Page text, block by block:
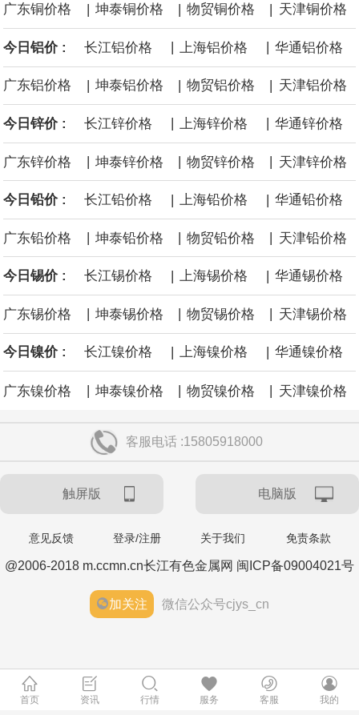
黄金价格有望录得自今年1月以来最大单周涨幅。油价走弱为金价提
供支撑，同时投资者正等待美国非农就业数据，以寻找美国利率前
景的线索。StoneX高级分析师马特·辛普森表示，中东和平前景改善
令市场通胀预期下降，推动黄金价格从此前持续数周、位于4000美
元上方的盘整区间中进一步上涨。
必和必拓港口联合工会：必和必拓西澳大利亚铁矿石业务的工人已
通知，将于8月9日实施24小时停工。
广东铜价格 | 坤泰铜价格 | 物贸铜价格 | 天津铜价格
今日铝价 : 长江铝价格 上海铝价格 华通铝价格
广东铝价格 | 坤泰铝价格 | 物贸铝价格 | 天津铝价格
今日锌价 : 长江锌价格 上海锌价格 华通锌价格
广东锌价格 | 坤泰锌价格 | 物贸锌价格 | 天津锌价格
今日铅价 : 长江铅价格 | 上海铅价格 | 华通铅价格
广东铅价格 坤泰铅价格 物贸铅价格 天津铅价格
今日锡价 : 长江锡价格 | 上海锡价格 | 华通锡价格
广东锡价格 坤泰锡价格 物贸锡价格 天津锡价格
今日镍价 : 长江镍价格 | 上海镍价格 | 华通镍价格
广东镍价格 | 坤泰镍价格 | 物贸镍价格 | 天津镍价格
客服电话 :15805918000
触屏版 电脑版
意见反馈 登录/注册 关于我们 免责条款
@2006-2018 m.ccmn.cn长江有色金属网 闽ICP备09004021号
加关注 微信公众号cjys_cn
首页 资讯 行情 服务 客服 我的